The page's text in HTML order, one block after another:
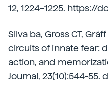
12, 1224–1225. https://
Silva ba, Gross CT,
circuits of innate fear:
action, and
Journal, 23(10):544-55.